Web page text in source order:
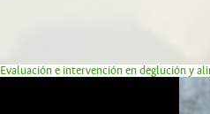
Evaluación e intervención en deglución y